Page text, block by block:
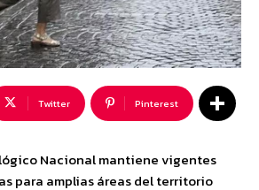
Twitter Pinterest
Nacional mantiene vigentes
para amplias áreas del territorio